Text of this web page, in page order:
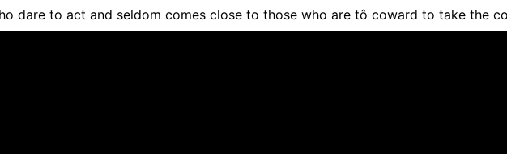
dare to act and seldom comes close to those who are tô coward to take the